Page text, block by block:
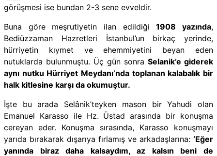
görüşmesi ise bundan 2-3 sene evveldir.
Buna göre meşrutiyetin ilan edildiği1908 yazında,
Bediüzzaman Hazretleri İstanbul’un birkaç yerinde,
hürriyetin kıymet ve ehemmiyetini beyan eden
nutuklarda bulunmuştu. Üç gün sonra Selanik’e giderek
aynı nutku Hürriyet Meydanı’nda toplanan kalabalık bir
halk kitlesine karşı da okumuştur.
İşte bu arada Selânik’teyken mason bir Yahudi olan
Emanuel Karasso ile Hz. Üstad arasında bir konuşma
cereyan eder. Konuşma sırasında, Karasso konuşmayı
yarıda bırakarak dışarıya fırlamış ve arkadaşlarına: ‘Eğer
yanında biraz daha kalsaydım, az kalsın beni de